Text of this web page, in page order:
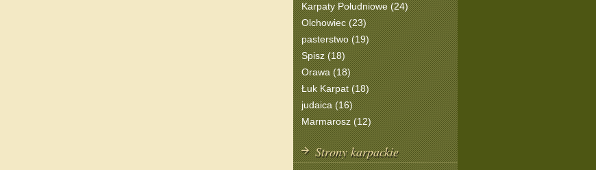
Karpaty Południowe (24)
Olchowiec (23)
pasterstwo (19)
Spisz (18)
Orawa (18)
Łuk Karpat (18)
judaica (16)
Marmarosz (12)
Strony karpackie